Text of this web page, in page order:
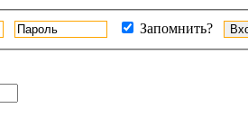
Запомнить?